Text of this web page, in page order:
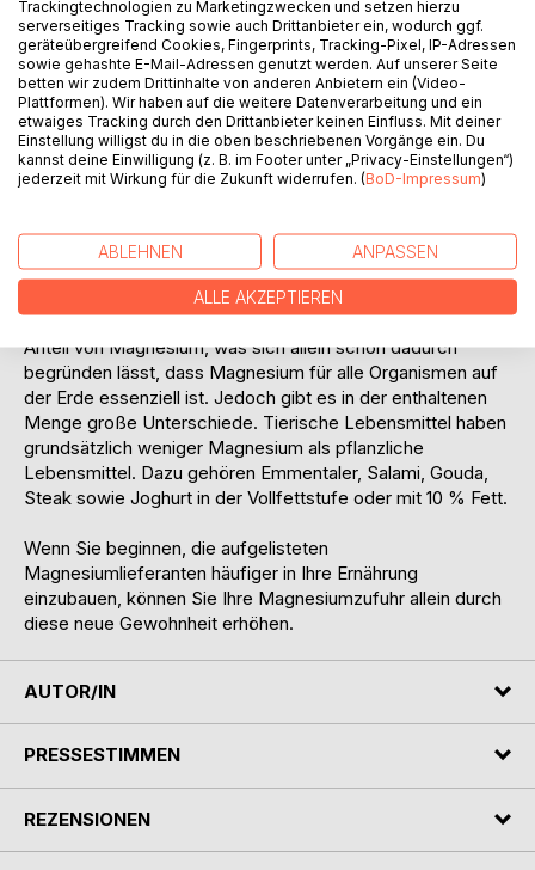
BESCHREIBUNG
Wie es bei jedem Nährstoff der Fall ist, kommt auch
eine im Vergleich größere Menge Magnesium enthalten
und auch in den Rezepten wiederzufinden sind.
Grundsätzlich enthalten die meisten Lebensmittel einen
Anteil von Magnesium, was sich allein schon dadurch
begründen lässt, dass Magnesium für alle Organismen auf
der Erde essenziell ist. Jedoch gibt es in der enthaltenen
Menge große Unterschiede. Tierische Lebensmittel haben
grundsätzlich weniger Magnesium als pflanzliche
Lebensmittel. Dazu gehören Emmentaler, Salami, Gouda,
Steak sowie Joghurt in der Vollfettstufe oder mit 10 % Fett.
Wenn Sie beginnen, die aufgelisteten
Magnesiumlieferanten häufiger in Ihre Ernährung
einzubauen, können Sie Ihre Magnesiumzufuhr allein durch
diese neue Gewohnheit erhöhen.
AUTOR/IN
PRESSESTIMMEN
REZENSIONEN
Trackingtechnologien zu Marketingzwecken und setzen hierzu
serverseitiges Tracking sowie auch Drittanbieter ein, wodurch ggf.
geräteübergreifend Cookies, Fingerprints, Tracking-Pixel, IP-Adressen
sowie gehashte E-Mail-Adressen genutzt werden. Auf unserer Seite
betten wir zudem Drittinhalte von anderen Anbietern ein (Video-
Plattformen). Wir haben auf die weitere Datenverarbeitung und ein
etwaiges Tracking durch den Drittanbieter keinen Einfluss. Mit deiner
Einstellung willigst du in die oben beschriebenen Vorgänge ein. Du
kannst deine Einwilligung (z. B. im Footer unter „Privacy-Einstellungen“)
jederzeit mit Wirkung für die Zukunft widerrufen. (BoD-Impressum)
ABLEHNEN ANPASSEN
ALLE AKZEPTIEREN